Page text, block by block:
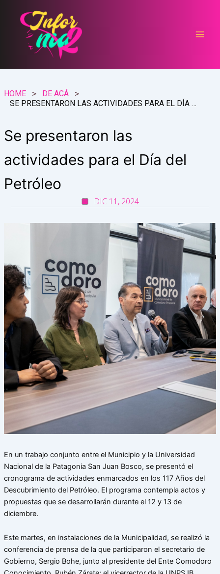
contenido
HOME
DE ACÁ
SE PRESENTARON LAS ACTIVIDADES PARA EL DÍA DEL PETRÓLEO
Se presentaron las
actividades para el Día del
Petróleo
DIC 11, 2024
En un trabajo conjunto entre el Municipio y la Universidad
Nacional de la Patagonia San Juan Bosco, se presentó el
cronograma de actividades enmarcados en los 117 Años del
Descubrimiento del Petróleo. El programa contempla actos y
propuestas que se desarrollarán durante el 12 y 13 de
diciembre.
Este martes, en instalaciones de la Municipalidad, se realizó la
conferencia de prensa de la que participaron el secretario de
Gobierno, Sergio Bohe, junto al presidente del Ente Comodoro